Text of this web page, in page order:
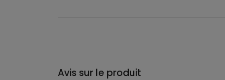
Avis sur le produit